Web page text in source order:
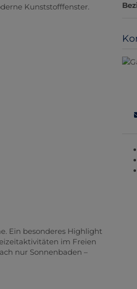
Kunststofffenster.
Ein besonderes Highlight
im Freien
nur Sonnenbaden –